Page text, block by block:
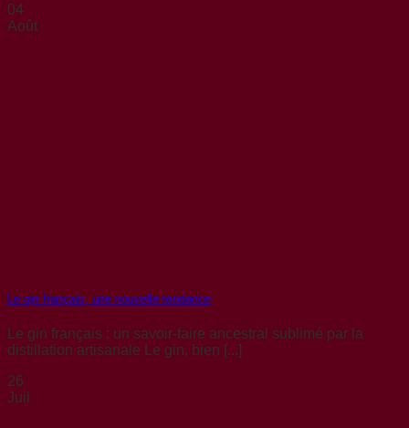
04
Août
Le gin français, une nouvelle tendance
Le gin français : un savoir-faire ancestral sublimé par la
distillation artisanale Le gin, bien [...]
26
Juil